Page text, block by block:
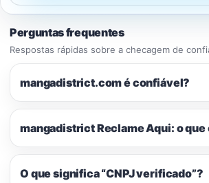
Perguntas frequentes
Respostas rápidas sobre a checagem de
mangadistrict.com é confiável?
mangadistrict Reclame Aqui: o que
O que significa “CNPJ verificado”?